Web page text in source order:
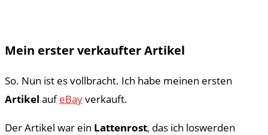
Mein erster verkaufter Artikel
So. Nun ist es vollbracht. Ich habe meinen ersten
Artikel aufeBayverkauft.
Der Artikel war ein Lattenrost, das ich loswerden